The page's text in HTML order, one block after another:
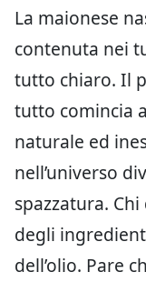
La maionese
contenuta nei
tutto chiaro. Il
tutto comincia
naturale ed
nell’universo
spazzatura.
degli
dell’olio. Pare